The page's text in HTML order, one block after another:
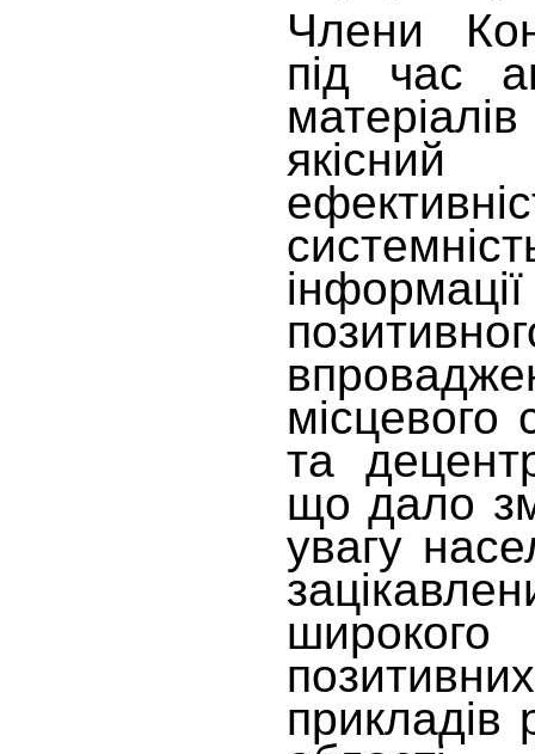
Члени
під час
місцевого
та
що дало
увагу
прикладів